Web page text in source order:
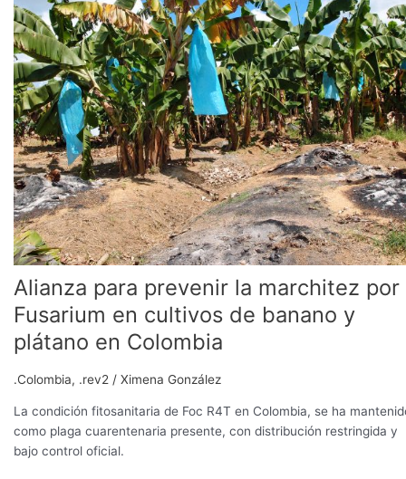
Alianza para prevenir la marchitez por
Fusarium en cultivos de banano y
plátano en Colombia
.Colombia, .rev2 / Ximena González
La condición fitosanitaria de Foc R4T en Colombia, se ha
como plaga cuarentenaria presente, con distribución restringida y
bajo control oficial.
prevenir
la
marchitez
por
Fusarium
en
cultivos
de
banano
y
plátano
en
Colombia